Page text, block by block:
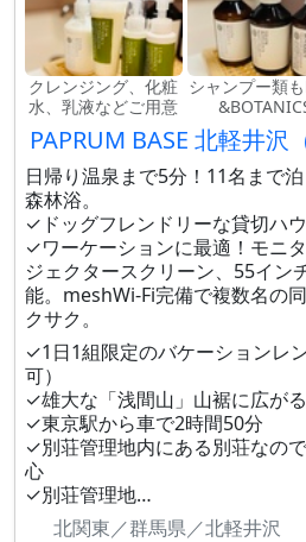
クレンジング、化粧
水、乳液などご用意
シャンプー類も
PAPRUM BASE 北軽井沢
日帰り温泉まで5分！11名まで
森林浴。
✓ドッグフレンドリーな貸切ハ
✓ワーケーションに最適！モニ
ジェクタースクリーン、55イン
能。meshWi-Fi完備で複数名の
クサク。
✓1日1組限定のバケーションレ
可）
✓雄大な「浅間山」山裾に広が
✓東京駅から車で2時間50分
✓別荘管理地内にある別荘なの
心
✓別荘管理地…
北関東／群馬県／北軽井沢